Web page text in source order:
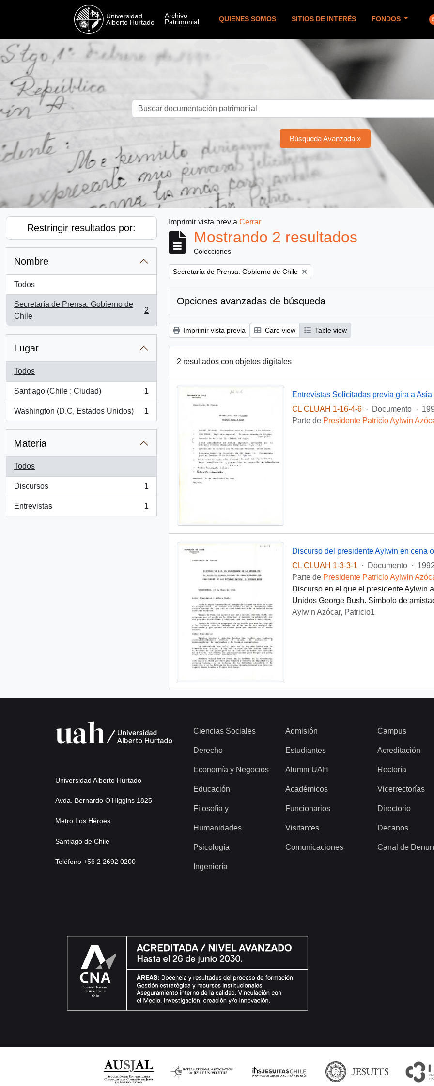
QUIENES SOMOS SITIOS DE INTERÉS FONDOS
Búsqueda Avanzada »
Restringir resultados por:
Nombre
Todos
Secretaría de Prensa. Gobierno de
Chile
, 2 resultados
2
Lugar
Todos
Santiago (Chile : Ciudad)
, 1 resultados
1
Washington (D.C, Estados Unidos)
, 1 resultados
1
Materia
Todos
Discursos
, 1 resultados
1
Entrevistas
, 1 resultados
1
Imprimir vista previa Cerrar
Mostrando 2 resultados
Colecciones
Remove filter:
Secretaría de Prensa. Gobierno de Chile
Opciones avanzadas de búsqueda
Imprimir vista previa Card view Table view
2 resultados con objetos digitales
Entrevistas Solicitadas previa gira a Asia
CL CLUAH 1-16-4-6
· Documento ·
Parte de Presidente Patricio Aylwin
CL CLUAH 1-3-3-1 · Documento ·
Parte de Presidente Patricio Aylwin
Discurso en el que el presidente Aylwin
Unidos George Bush. Símbolo de
Aylwin Azócar, Patricio1
Universidad Alberto Hurtado
Avda. Bernardo O’Higgins 1825
Metro Los Héroes
Santiago de Chile
Teléfono +56 2 2692 0200
Ciencias Sociales
Derecho
Economía y Negocios
Educación
Filosofía y
Humanidades
Psicología
Ingeniería
Admisión
Estudiantes
Alumni UAH
Académicos
Funcionarios
Visitantes
Comunicaciones
Campus
Acreditación
Rectoría
Vicerrectorías
Directorio
Decanos
Canal de